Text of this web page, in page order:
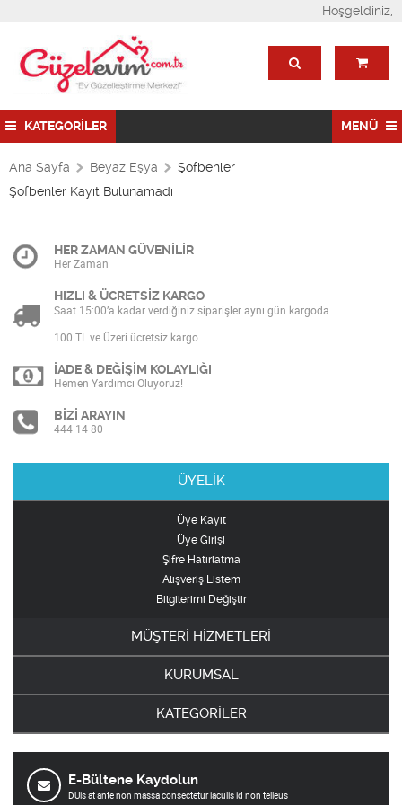
Hoşgeldiniz,
KATEGORİLER MENÜ
Ana Sayfa Beyaz Eşya
Şofbenler
Şofbenler Kayıt Bulunamadı
HER ZAMAN GÜVENİLİR
Her Zaman
HIZLI & ÜCRETSİZ KARGO
Saat 15:00’a kadar verdiğiniz siparişler aynı gün kargoda.
100 TL ve Üzeri ücretsiz kargo
İADE & DEĞİŞİM KOLAYLIĞI
Hemen Yardımcı Oluyoruz!
BİZİ ARAYIN
444 14 80
ÜYELİK
Üye Kayıt
Üye Girişi
Şifre Hatırlatma
Alışveriş Listem
Bilgilerimi Değiştir
MÜŞTERİ HİZMETLERİ
KURUMSAL
KATEGORİLER
E-Bültene Kaydolun
DUis at ante non massa consectetur iaculis id non telleus